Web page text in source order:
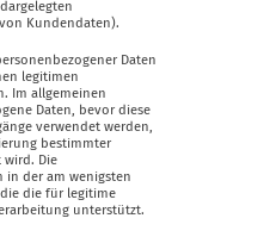
Kundendaten).
Daten
legitimen
Im allgemeinen
Daten, bevor diese
verwendet werden,
bestimmter
Die
in der am wenigsten
die für legitime
unterstützt.